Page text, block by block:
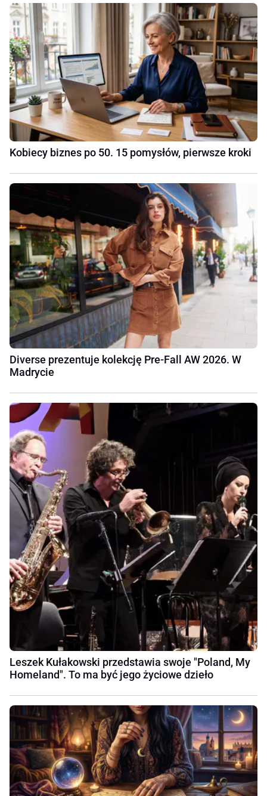
Kobiecy biznes po 50. 15 pomysłów, pierwsze kroki
Diverse prezentuje kolekcję Pre-Fall AW 2026. W
Madrycie
Leszek Kułakowski przedstawia swoje "Poland, My
Homeland". To ma być jego życiowe dzieło